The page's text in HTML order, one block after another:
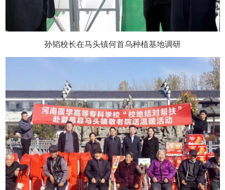
孙韬校长在马头镇何首乌种植基地调研